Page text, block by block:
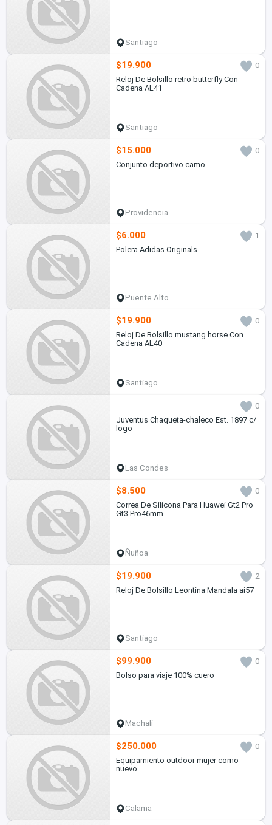
Santiago
$19.900
0
Reloj De Bolsillo retro butterfly Con
Cadena AL41
Santiago
$15.000
0
Conjunto deportivo camo
Providencia
$6.000
1
Polera Adidas Originals
Puente Alto
$19.900
0
Reloj De Bolsillo mustang horse Con
Cadena AL40
Santiago
0
Juventus Chaqueta-chaleco Est. 1897 c/
logo
Las Condes
$8.500
0
Correa De Silicona Para Huawei Gt2 Pro
Gt3 Pro46mm
Ñuñoa
$19.900
2
Reloj De Bolsillo Leontina Mandala ai57
Santiago
$99.900
0
Bolso para viaje 100% cuero
Machalí
$250.000
0
Equipamiento outdoor mujer como
nuevo
Calama